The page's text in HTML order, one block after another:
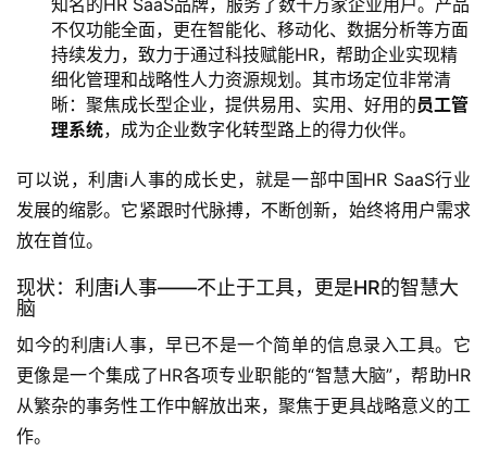
知名的HR SaaS品牌，服务了数十万家企业用户。产品
不仅功能全面，更在智能化、移动化、数据分析等方面
持续发力，致力于通过科技赋能HR，帮助企业实现精
细化管理和战略性人力资源规划。其市场定位非常清
晰：聚焦成长型企业，提供易用、实用、好用的员工管
理系统，成为企业数字化转型路上的得力伙伴。
可以说，利唐i人事的成长史，就是一部中国HR SaaS行业
发展的缩影。它紧跟时代脉搏，不断创新，始终将用户需求
放在首位。
现状：利唐i人事——不止于工具，更是HR的智慧大
脑
如今的利唐i人事，早已不是一个简单的信息录入工具。它
更像是一个集成了HR各项专业职能的“智慧大脑”，帮助HR
从繁杂的事务性工作中解放出来，聚焦于更具战略意义的工
作。